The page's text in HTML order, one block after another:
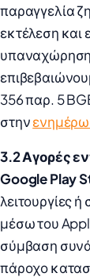
παραγγελία
εκτέλεση και
356 παρ. 5
στην
3.2 Αγορές
Google Play
λειτουργίες
μέσω του
σύμβαση
πάροχο